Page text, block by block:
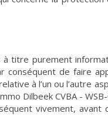
titre purement
de faire
à l’un ou l’autre
Dilbeek CVBA -
vivement, avant